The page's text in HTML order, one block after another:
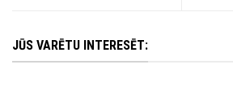
JŪS VARĒTU INTERESĒT: